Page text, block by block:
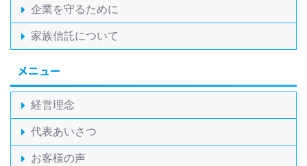
企業を守るために
家族信託について
メニュー
経営理念
代表あいさつ
お客様の声